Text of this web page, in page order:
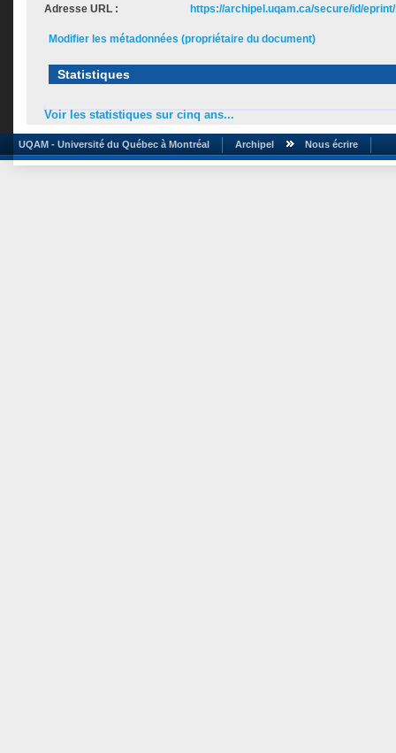
Adresse URL :
https://archipel.uqam.ca/secure/id/
Modifier les métadonnées (propriétaire du document)
Statistiques
Voir les statistiques sur cinq ans...
UQAM - Université du Québec à Montréal Archipel Nous écrire